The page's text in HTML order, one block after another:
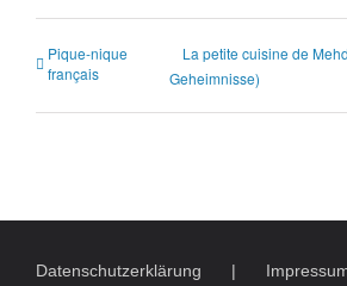
Pique-nique
français
La petite cuisine de
Geheimnisse)
Datenschutzerklärung